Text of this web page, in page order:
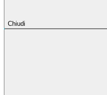
Chiudi